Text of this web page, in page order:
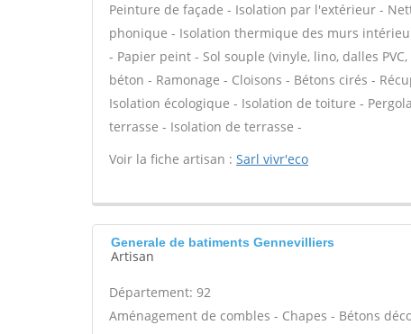
Peinture de façade - Isolation par l'extérieur -
phonique - Isolation thermique des murs
- Papier peint - Sol souple (vinyle, lino, dalles
béton - Ramonage - Cloisons - Bétons cirés -
Isolation écologique - Isolation de toiture -
terrasse - Isolation de terrasse -
Voir la fiche artisan : Sarl vivr'eco
Generale de batiments Gennevilliers
Artisan
Département: 92
Aménagement de combles - Chapes - Bétons